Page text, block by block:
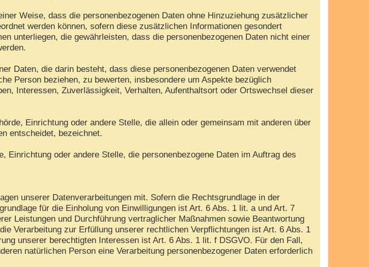
Weise, dass die personenbezogenen Daten ohne Hinzuziehung zusätzlicher
werden können, sofern diese zusätzlichen Informationen gesondert
unterliegen, die gewährleisten, dass die personenbezogenen Daten nicht einer
Daten, die darin besteht, dass diese personenbezogenen Daten verwendet
Person beziehen, zu bewerten, insbesondere um Aspekte bezüglich
Interessen, Zuverlässigkeit, Verhalten, Aufenthaltsort oder Ortswechsel dieser
Einrichtung oder andere Stelle, die allein oder gemeinsam mit anderen über
entscheidet, bezeichnet.
Einrichtung oder andere Stelle, die personenbezogene Daten im Auftrag des
unserer Datenverarbeitungen mit. Sofern die Rechtsgrundlage in der
für die Einholung von Einwilligungen ist Art. 6 Abs. 1 lit. a und Art. 7
Leistungen und Durchführung vertraglicher Maßnahmen sowie Beantwortung
Verarbeitung zur Erfüllung unserer rechtlichen Verpflichtungen ist Art. 6 Abs. 1
unserer berechtigten Interessen ist Art. 6 Abs. 1 lit. f DSGVO. Für den Fall,
natürlichen Person eine Verarbeitung personenbezogener Daten erforderlich